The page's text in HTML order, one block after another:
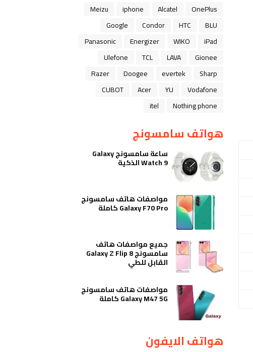
OnePlus
Alcatel
iphone
Meizu
BLU
HTC
Condor
Google
iPad
WIKO
Energizer
Panasonic
Gionee
LAVA
TCL
Ulefone
Sharp
evertek
Doogee
Razer
Vodafone
YU
Acer
CUBOT
Nothing phone
itel
هواتف سامسونج
ساعة سامسونج Galaxy
Watch 9 الذكية
مواصفات هاتف سامسونج
Galaxy F70 Pro كاملة
جميع مواصفات هاتف
سامسونج Galaxy Z Flip 8
القابل للطي
مواصفات هاتف سامسونج
Galaxy M47 5G كاملة
هواتف الايفون